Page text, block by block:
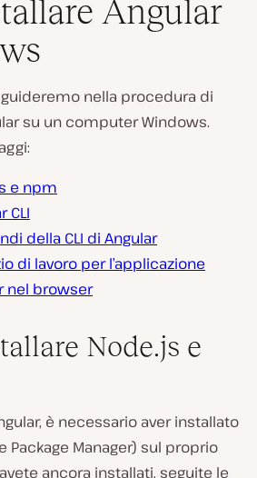
Angular
nella procedura di
su un computer Windows.
e npm
CLI
della CLI di Angular
di lavoro per l’applicazione
nel browser
Node.js e
è necessario aver installato
Package Manager) sul proprio
ancora installati, seguite le